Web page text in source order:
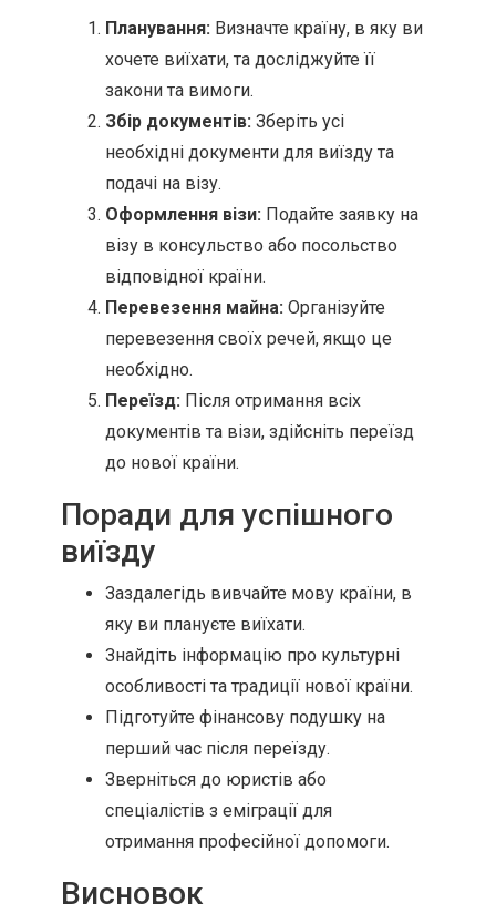
Планування: Визначте країну, в яку ви
хочете виїхати, та досліджуйте її
закони та вимоги.
Збір документів: Зберіть усі
необхідні документи для виїзду та
подачі на візу.
Оформлення візи: Подайте заявку на
візу в консульство або посольство
відповідної країни.
Перевезення майна: Організуйте
перевезення своїх речей, якщо це
необхідно.
Переїзд: Після отримання всіх
документів та візи, здійсніть переїзд
до нової країни.
Поради для успішного
виїзду
Заздалегідь вивчайте мову країни, в
яку ви плануєте виїхати.
Знайдіть інформацію про культурні
особливості та традиції нової країни.
Підготуйте фінансову подушку на
перший час після переїзду.
Зверніться до юристів або
спеціалістів з еміграції для
отримання професійної допомоги.
Висновок